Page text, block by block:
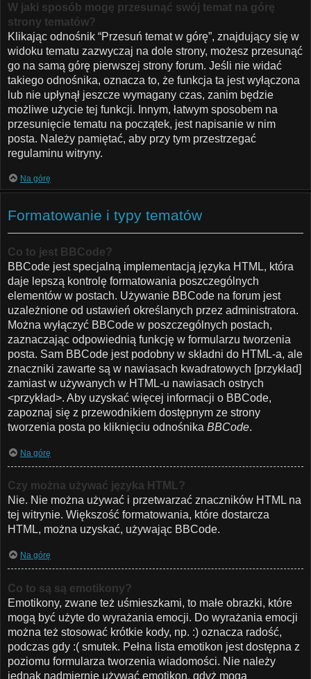
W jaki sposób mogę przesunąć swój temat na górę
strony tematów?
Klikając odnośnik “Przesuń temat w górę”, znajdujący się w
widoku tematu zazwyczaj na dole strony, możesz przesunąć
go na samą górę pierwszej strony forum. Jeśli nie widać
takiego odnośnika, oznacza to, że funkcja ta jest wyłączona
lub nie upłynął jeszcze wymagany czas, zanim będzie
możliwe użycie tej funkcji. Innym, łatwym sposobem na
przesunięcie tematu na początek, jest napisanie w nim
posta. Należy pamiętać, aby przy tym przestrzegać
regulaminu witryny.
Na górę
Formatowanie i typy tematów
Co to jest BBCode?
BBCode jest specjalną implementacją języka HTML, która
daje lepszą kontrolę formatowania poszczególnych
elementów w postach. Używanie BBCode na forum jest
uzależnione od ustawień określanych przez administratora.
Można wyłączyć BBCode w poszczególnych postach,
zaznaczając odpowiednią funkcję w formularzu tworzenia
posta. Sam BBCode jest podobny w składni do HTML-a, ale
znaczniki zawarte są w nawiasach kwadratowych [przykład]
zamiast w używanych w HTML-u nawiasach ostrych
<przykład>. Aby uzyskać więcej informacji o BBCode,
zapoznaj się z przewodnikiem dostępnym ze strony
tworzenia posta po kliknięciu odnośnika BBCode.
Na górę
Czy można używać języka HTML?
Nie. Nie można używać i przetwarzać znaczników HTML na
tej witrynie. Większość formatowania, które dostarcza
HTML, można uzyskać, używając BBCode.
Na górę
Co to są są emotikony?
Emotikony, zwane też uśmieszkami, to małe obrazki, które
mogą być użyte do wyrażania emocji. Do wyrażania emocji
można też stosować krótkie kody, np. :) oznacza radość,
podczas gdy :( smutek. Pełna lista emotikon jest dostępna z
poziomu formularza tworzenia wiadomości. Nie należy
jednak nadmiernie używać emotikon, gdyż mogą